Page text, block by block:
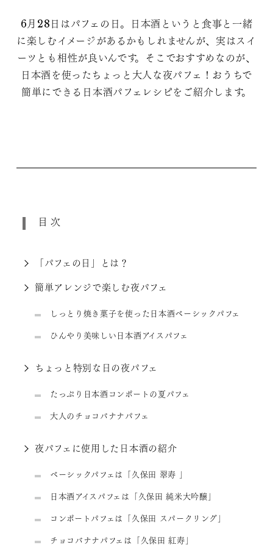
6月28日はパフェの日。日本酒というと食事と一緒
に楽しむイメージがあるかもしれませんが、実はスイ
ーツとも相性が良いんです。そこでおすすめなのが、
日本酒を使ったちょっと大人な夜パフェ！おうちで
簡単にできる日本酒パフェレシピをご紹介します。
目次
「パフェの日」とは？
簡単アレンジで楽しむ夜パフェ
しっとり焼き菓子を使った日本酒ベーシックパフェ
ひんやり美味しい日本酒アイスパフェ
ちょっと特別な日の夜パフェ
たっぷり日本酒コンポートの夏パフェ
大人のチョコバナナパフェ
夜パフェに使用した日本酒の紹介
ベーシックパフェは「久保田 翠寿 」
日本酒アイスパフェは「久保田 純米大吟醸」
コンポートパフェは「久保田 スパークリング」
チョコバナナパフェは「久保田 紅寿」